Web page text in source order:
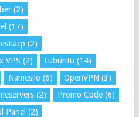
(2)
(17)
(2)
VPS (2) Lubuntu (14)
Namesilo (6) OpenVPN (3)
(2) Promo Code(6)
Panel (2)